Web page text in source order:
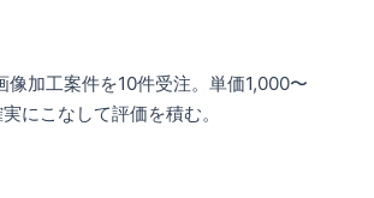
像加工案件を10件受注。単価1,000〜
にこなして評価を積む。